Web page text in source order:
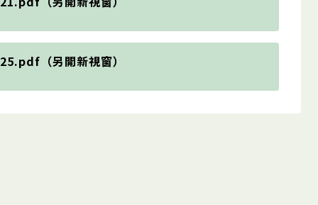
（另開新視窗）